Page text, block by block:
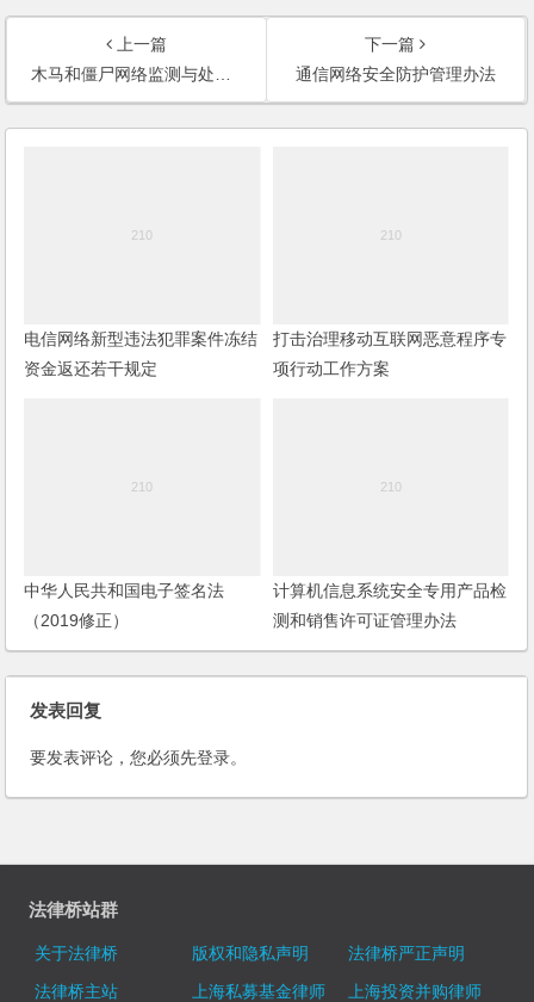
上一篇
木马和僵尸网络监测与处置机制
下一篇
通信网络安全防护管理办法
电信网络新型违法犯罪案件冻结
资金返还若干规定
打击治理移动互联网恶意程序专
项行动工作方案
中华人民共和国电子签名法
（2019修正）
计算机信息系统安全专用产品检
测和销售许可证管理办法
发表回复
要发表评论，您必须先登录。
法律桥站群
关于法律桥 版权和隐私声明
法律桥严正声明
法律桥主站
上海私募基金律师
上海投资并购律师